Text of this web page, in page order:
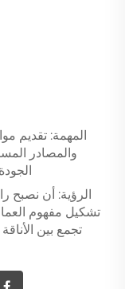
المهمة: تقديم
والمصادر
الرؤية: أن نصبح
تشكيل مفهوم
تجمع بين